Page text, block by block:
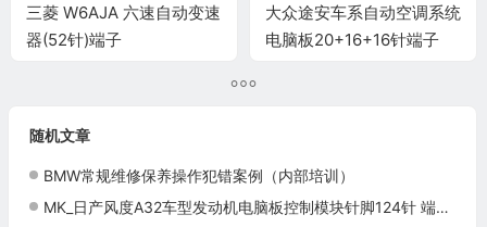
三菱 W6AJA 六速自动变速
器(52针)端子
大众途安车系自动空调系统
电脑板20+16+16针端子
随机文章
BMW常规维修保养操作犯错案例（内部培训）
MK_日产风度A32车型发动机电脑板控制模块针脚124针 端子图